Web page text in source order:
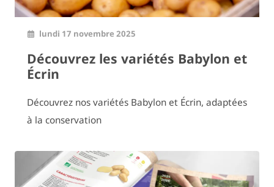
lundi 17 novembre 2025
Découvrez les variétés Babylon et
Écrin
Découvrez nos variétés Babylon et Écrin, adaptées
à la conservation